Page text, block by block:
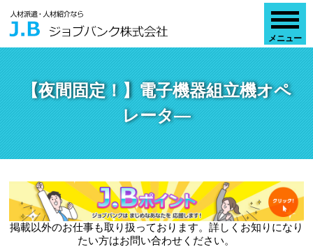
【夜間固定！】電子機器組立機オペ
レータ―
掲載以外のお仕事も取り扱っております。詳しくお知りになり
たい方はお問い合わせください。